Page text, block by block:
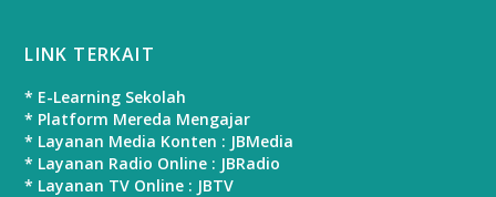
LINK TERKAIT
* E-Learning Sekolah
* Platform Mereda Mengajar
* Layanan Media Konten : JBMedia
* Layanan Radio Online : JBRadio
* Layanan TV Online : JBTV